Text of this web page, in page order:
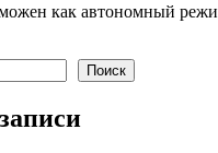
как автономный
Поиск